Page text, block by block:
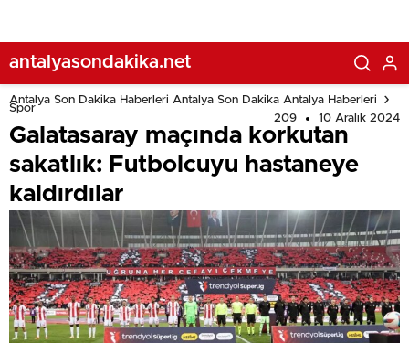
antalyasondakika.net
Antalya Son Dakika Haberleri Antalya Son Dakika Antalya Haberleri
Spor
209
10 Aralık 2024
Galatasaray maçında korkutan
sakatlık: Futbolcuyu hastaneye
kaldırdılar